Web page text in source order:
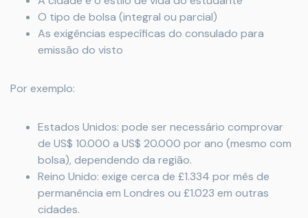
O tipo de bolsa (integral ou parcial)
As exigências específicas do consulado para
emissão do visto
Por exemplo:
Estados Unidos: pode ser necessário comprovar
de US$ 10.000 a US$ 20.000 por ano (mesmo com
bolsa), dependendo da região.
Reino Unido: exige cerca de £1.334 por mês de
permanência em Londres ou £1.023 em outras
cidades.